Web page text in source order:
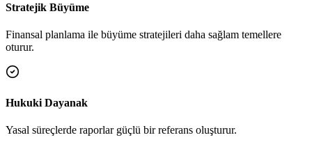
Stratejik Büyüme
Finansal planlama ile büyüme stratejileri daha sağlam temellere
oturur.
Hukuki Dayanak
Yasal süreçlerde raporlar güçlü bir referans oluşturur.